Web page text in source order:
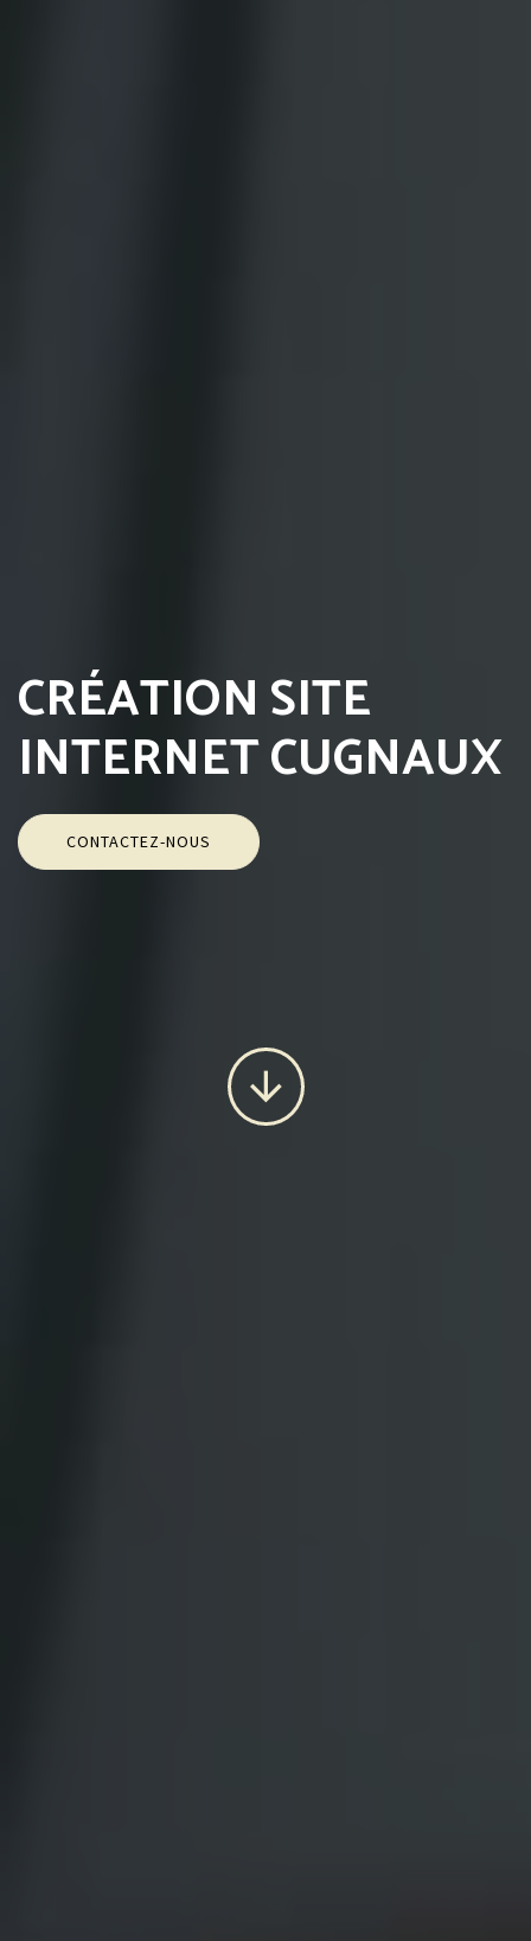
CRÉATION SITE
INTERNET CUGNAUX
CONTACTEZ-NOUS